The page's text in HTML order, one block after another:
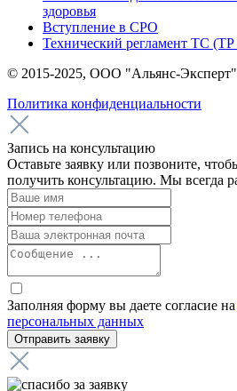
здоровья
Вступление в СРО
Технический регламент ТС
© 2015-2025, ООО "Альянс-Эксперт"
Политика конфиденциальности
Запись на консультацию
Оставьте заявку или позвоните,
получить консультацию. Мы всегда
Заполняя форму вы даете согласие на
персональных данных